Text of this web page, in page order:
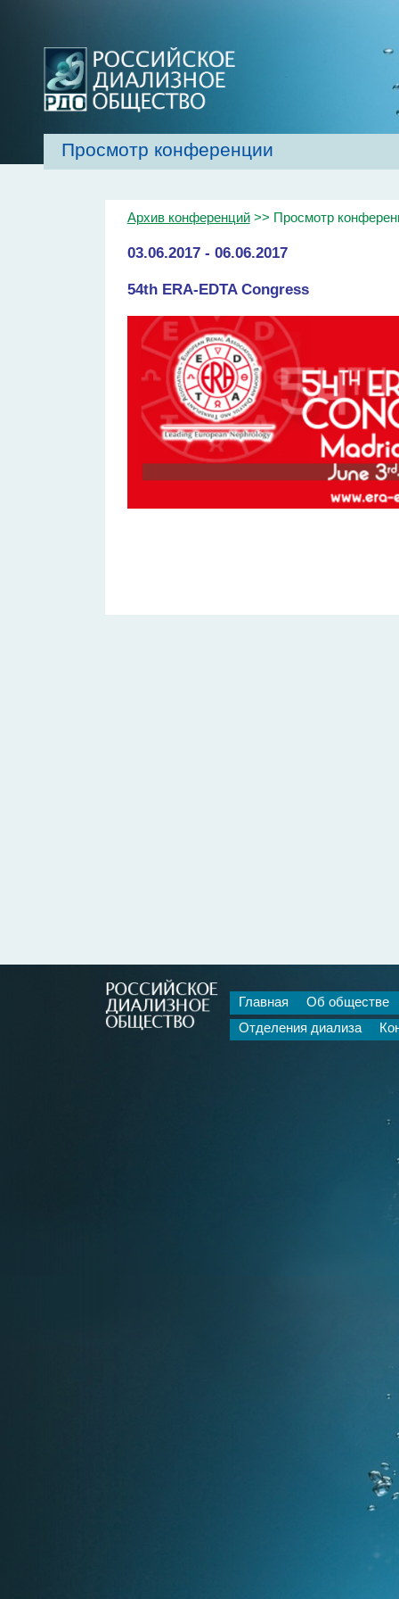
Главная Об обществе
Просмотр конференции
Архив конференций>> Просмотр
03.06.2017 - 06.06.2017
54th ERA-EDTA Congress
Главная
Об обществе
Отделения диализа